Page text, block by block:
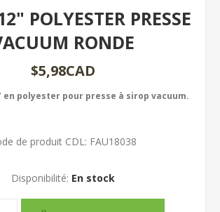
POLYESTER PRESSE
RONDE
$5,98CAD
en polyester pour presse à sirop vacuum.
de produit CDL: FAU18038
Disponibilité: En stock